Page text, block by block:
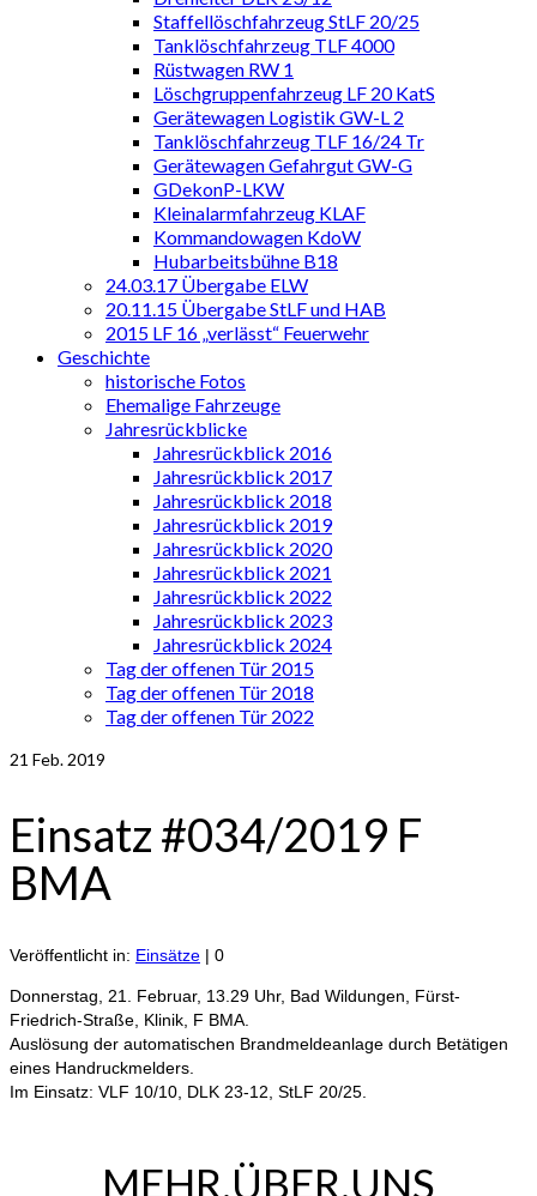
Staffellöschfahrzeug StLF 20/25
Tanklöschfahrzeug TLF 4000
Rüstwagen RW 1
Löschgruppenfahrzeug LF 20 KatS
Gerätewagen Logistik GW-L 2
Tanklöschfahrzeug TLF 16/24 Tr
Gerätewagen Gefahrgut GW-G
GDekonP-LKW
Kleinalarmfahrzeug KLAF
Kommandowagen KdoW
Hubarbeitsbühne B18
24.03.17 Übergabe ELW
20.11.15 Übergabe StLF und HAB
2015 LF 16 „verlässt“ Feuerwehr
Geschichte
historische Fotos
Ehemalige Fahrzeuge
Jahresrückblicke
Jahresrückblick 2016
Jahresrückblick 2017
Jahresrückblick 2018
Jahresrückblick 2019
Jahresrückblick 2020
Jahresrückblick 2021
Jahresrückblick 2022
Jahresrückblick 2023
Jahresrückblick 2024
Tag der offenen Tür 2015
Tag der offenen Tür 2018
Tag der offenen Tür 2022
21 Feb. 2019
Einsatz #034/2019 F
BMA
Veröffentlicht in: Einsätze | 0
Donnerstag, 21. Februar, 13.29 Uhr, Bad Wildungen, Fürst-
Friedrich-Straße, Klinik, F BMA.
Auslösung der automatischen Brandmeldeanlage durch Betätigen
eines Handruckmelders.
Im Einsatz: VLF 10/10, DLK 23-12, StLF 20/25.
MEHR.ÜBER.UNS